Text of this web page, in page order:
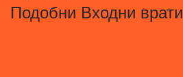
Подобни Входни врати